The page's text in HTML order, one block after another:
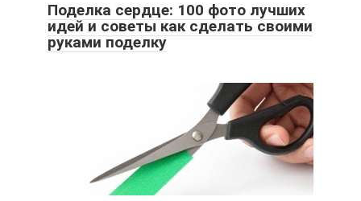
Поделка сердце: 100 фото лучших
идей и советы как сделать своими
руками поделку